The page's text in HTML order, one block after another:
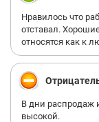
Нравилось что
отставал.
относятся как к
В дни распродаж
высокой.